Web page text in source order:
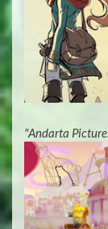
"Andarta